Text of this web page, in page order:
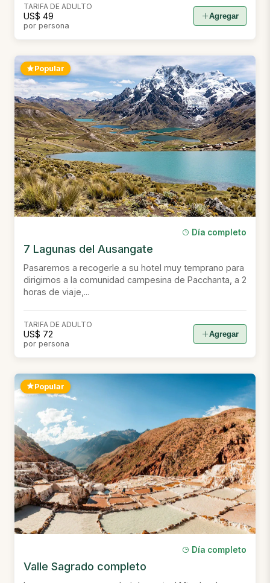
TARIFA DE ADULTO
US$ 49
por persona
Agregar
Popular
Día completo
7 Lagunas del Ausangate
Pasaremos a recogerle a su hotel muy temprano para
dirigirnos a la comunidad campesina de Pacchanta, a 2
horas de viaje,...
TARIFA DE ADULTO
US$ 72
por persona
Agregar
Popular
Día completo
Valle Sagrado completo